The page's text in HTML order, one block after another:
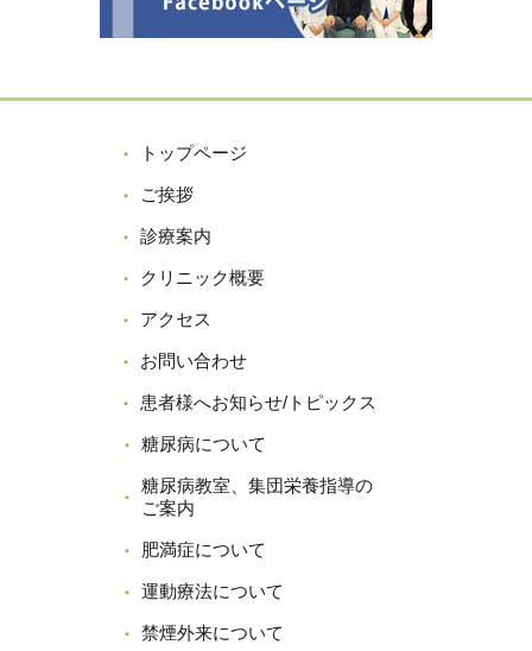
トップページ
ご挨拶
診療案内
クリニック概要
アクセス
お問い合わせ
患者様へお知らせ/トピックス
糖尿病について
糖尿病教室、集団栄養指導の
ご案内
肥満症について
運動療法について
禁煙外来について